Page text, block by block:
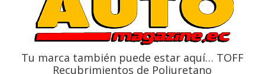
¿Qué puede pasar con tu vehículo si permanece varios días sin
La Vuelta al Ecuador 2026, edición 47ª, recorre 7 provincias en 8
Tu marca también puede estar aquí… TOFF
Recubrimientos de Poliuretano